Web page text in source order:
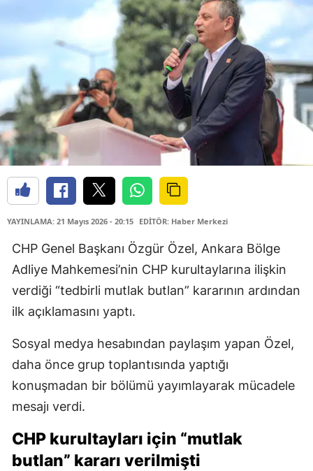
YAYINLAMA: 21 Mayıs 2026 - 20:15 EDİTÖR: Haber Merkezi
CHP Genel Başkanı Özgür Özel, Ankara Bölge
Adliye Mahkemesi’nin CHP kurultaylarına ilişkin
verdiği “tedbirli mutlak butlan” kararının ardından
ilk açıklamasını yaptı.
Sosyal medya hesabından paylaşım yapan Özel,
daha önce grup toplantısında yaptığı
konuşmadan bir bölümü yayımlayarak mücadele
mesajı verdi.
CHP kurultayları için “mutlak
butlan” kararı verilmişti